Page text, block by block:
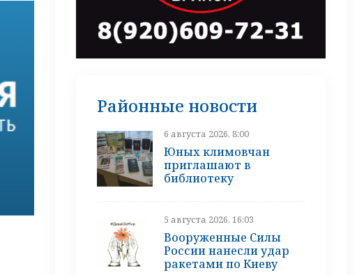
Районные новости
6 августа 2026, 8:00
Юных климовчан
приглашают в
библиотеку
5 августа 2026, 16:03
Вооруженные Силы
России нанесли удар
ракетами по Киеву